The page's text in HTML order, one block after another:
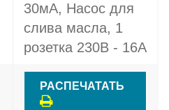
30мА, Насос для
слива масла, 1
розетка 230В - 16A
РАСПЕЧАТАТЬ